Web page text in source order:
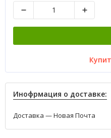
Инофрмация о доставке:
Доставка — Новая Почта